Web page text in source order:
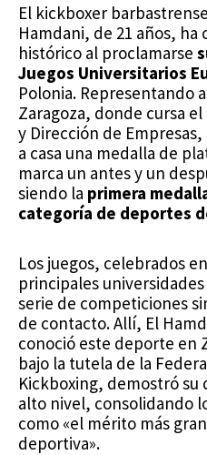
El kickboxer
Hamdani, de 21 años,
histórico al proclamarse
Juegos Universitarios
Polonia. Representando
Zaragoza, donde cursa
y Dirección de
a casa una medalla de
marca un antes y un
siendo la primera
categoría de deportes
Los juegos, celebrados
principales
serie de competiciones
de contacto. Allí, El
conoció este deporte en
bajo la tutela de la
Kickboxing, demostró
alto nivel, consolidando
como «el mérito más
deportiva».